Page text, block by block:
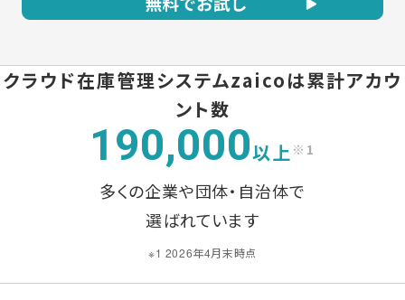
クラウド在庫管理システムzaicoは累計アカウ
ント数
190,000以上 ※1
多くの企業や団体・自治体で
選ばれています
※1 2026年4月末時点